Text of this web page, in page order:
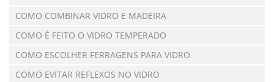
COMO COMBINAR VIDRO E MADEIRA
COMO É FEITO O VIDRO TEMPERADO
COMO ESCOLHER FERRAGENS PARA VIDRO
COMO EVITAR REFLEXOS NO VIDRO